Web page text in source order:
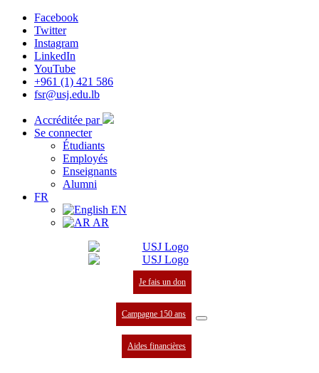
Facebook
Twitter
Instagram
LinkedIn
YouTube
+961 (1) 421 586
fsr@usj.edu.lb
Accréditée par
Se connecter
Étudiants
Employés
Enseignants
Alumni
FR
EN
AR
Je fais un don
Campagne 150 ans
Aides financières